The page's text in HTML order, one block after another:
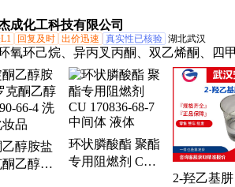
成化工科技有限公司
回复及时 出价迅速 真实性已核验 湖北武汉
氧环己烷、异丙叉丙酮、双乙烯酮、四
五水合四甲基氢氧化铵、均苯四甲酸二
氯甲基三氯硅烷、双季戊四醇、月桂酸钠
聚硫橡胶、邻氯溴苯、水杨羟肟酸、甲
丙烯酸十八酯、氨基磺酸、硫氢化钠、甲
、司盘、芥酸pko、pko-e
醇胺盐
乙醇铵
环状膦酸酯 聚酯
专用阻燃剂 CU
2-羟乙基肼